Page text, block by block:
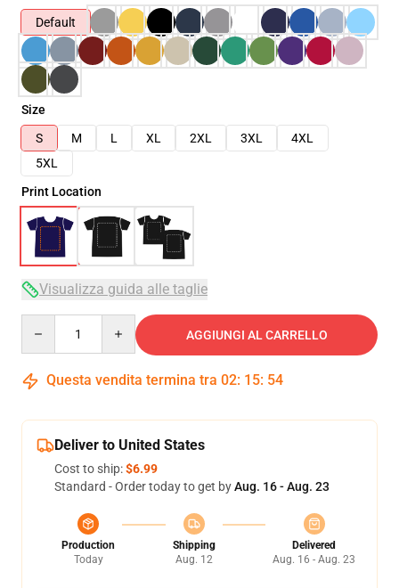
Default
Size
S
M L XL 2XL 3XL
4XL
5XL
Print Location
Visualizza guida alle taglie
AGGIUNGI AL CARRELLO
Questa vendita termina tra 02: 15: 53
Deliver to United States
Cost to ship:$6.99
Standard - Order today to get byAug. 16 - Aug. 23
Production
Today
Shipping
Aug. 12
Delivered
Aug. 16 - Aug. 23